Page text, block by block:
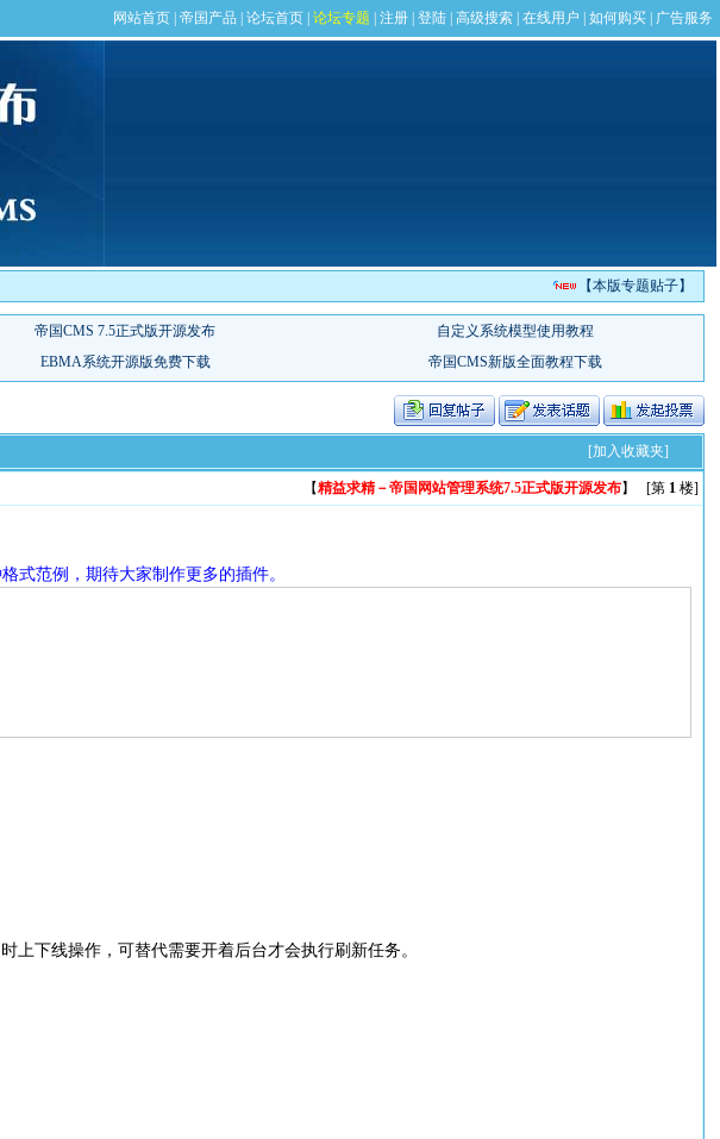
【本版专题贴子】
[加入收藏夹]
【精益求精－帝国网站管理系统7.5正式版开源发布】 [第 1楼]
式范例，期待大家制作更多的插件。
上下线操作，可替代需要开着后台才会执行刷新任务。